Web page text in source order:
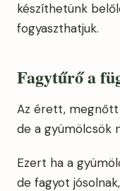
készíthetünk
fogyaszthatjuk.
Fagytűrőa
Az érett, megnőtt
de a gyümölcsök
Ezert ha a
de fagyot